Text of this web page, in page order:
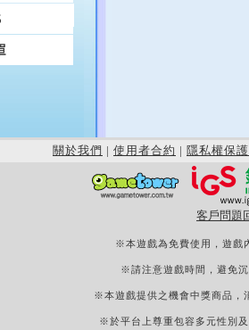
關於我們 | 使用者合約 | 隱私權保護
客戶問題
※本遊戲為免費使用，遊戲
※請注意遊戲時間，避免
※本遊戲提供之機會中獎商品，
※於平台上尊重包容多元性別